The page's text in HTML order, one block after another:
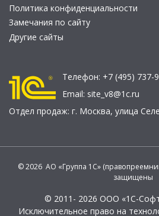
Политика конфиденциальности
Замечания по сайту
Другие сайты
Телефон: +7 (495) 737-
Email: site_v8@1c.ru
Отдел продаж: г. Москва, улица
© 2026 АО «Группа 1С»
защищены
© 2011- 2026 ООО «1С-
Исключительное право на